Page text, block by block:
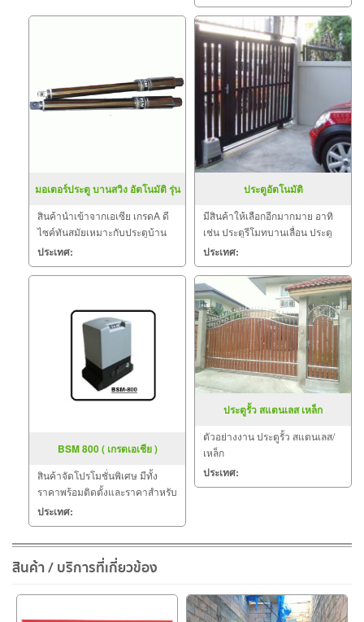
มอเตอร์ประตู บานสวิง อัตโนมัติ รุ่น
สินค้านำเข้าจากเอเซีย เกรดA ดี
ไซค์ทันสมัยเหมาะกับประตูบ้าน
บานสวิง ของท่าน
ประเทศ:
ประตูอัตโนมัติ
มีสินค้าให้เลือกอีกมากมาย อาทิ
เช่น ประตูรีโมทบานเลื่อน ประตู
รีโมทบานสวิง ประตูรีโมทบาน
เฟี้ยม แขนกั้นรถยนต์อัตโนมัติ
ประเทศ:
BSM 800 ( เกรดเอเชีย )
สินค้าจัดโปรโมชั่นพิเศษ มีทั้ง
ราคาพร้อมติดตั้งและราคาสำหรับ
ลูกค้าที่สะดวกติดตั้งเอง
ประเทศ:
ประตูรั้ว สแตนเลส เหล็ก
ตัวอย่างงาน ประตูรั้ว สแตนเลส/
เหล็ก
ประเทศ:
สินค้า / บริการที่เกี่ยวข้อง